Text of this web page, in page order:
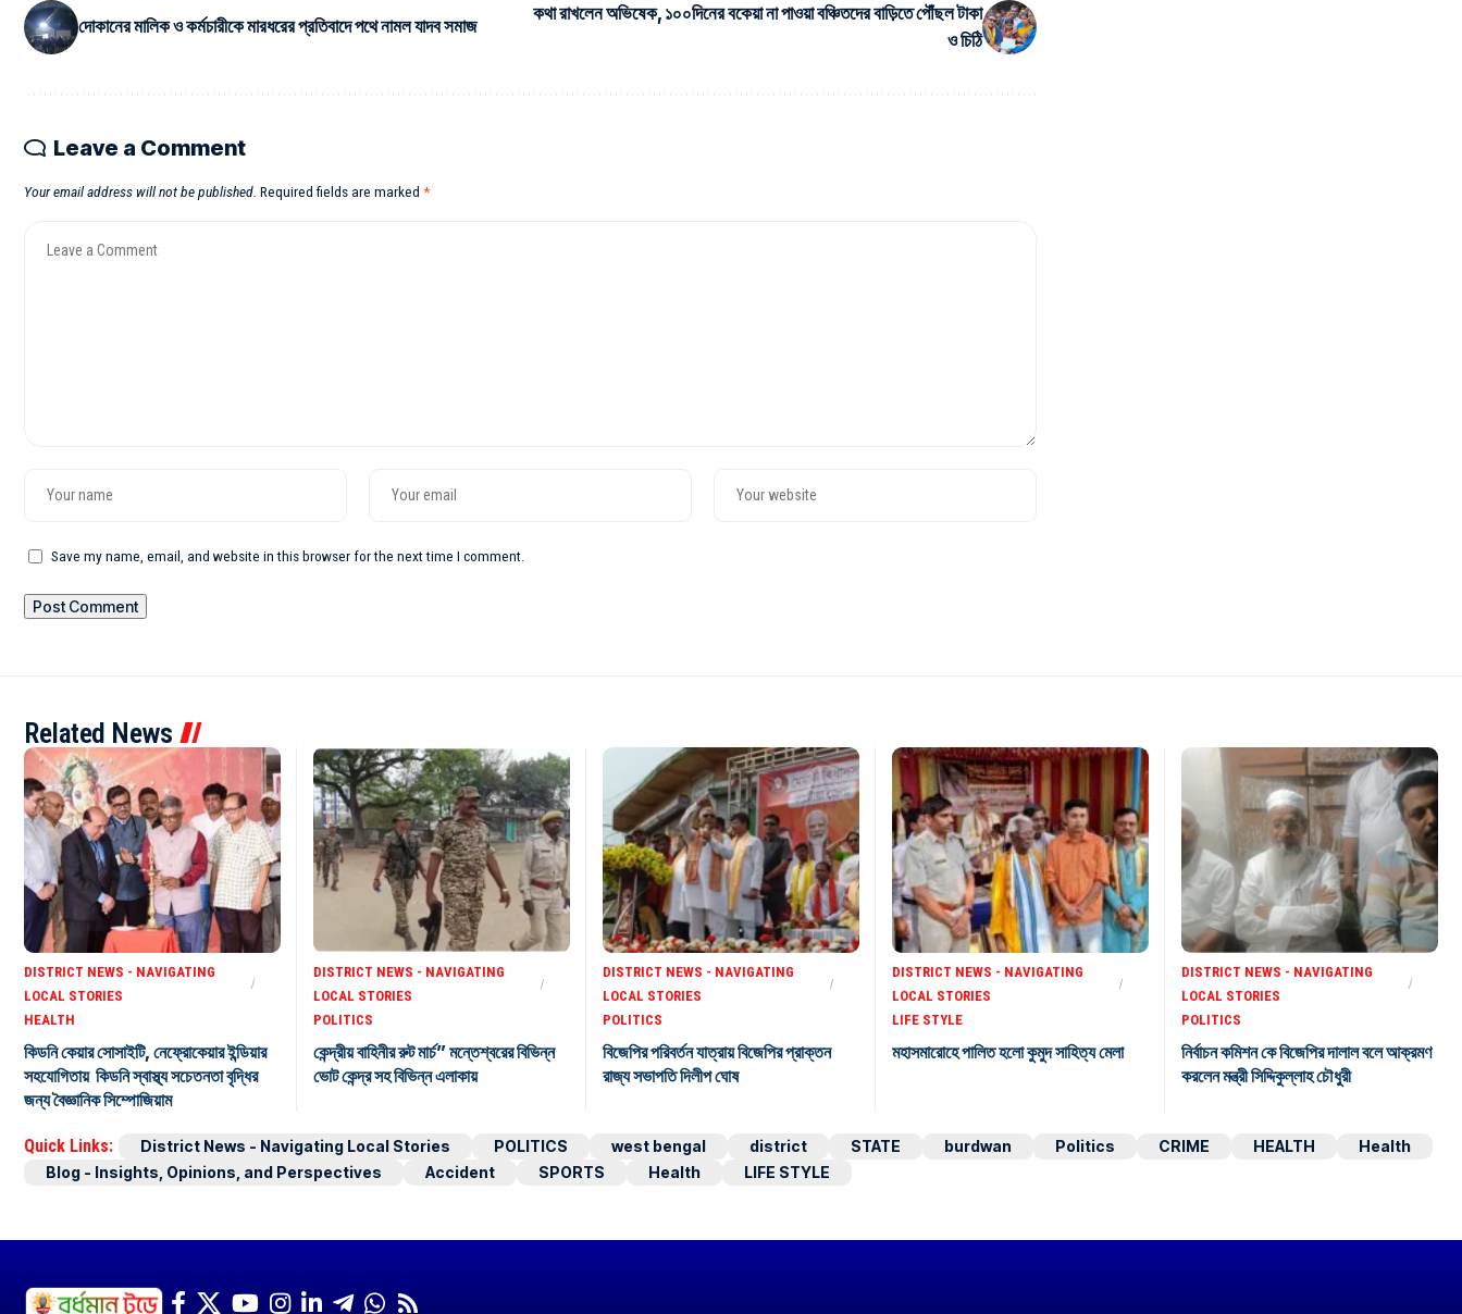
দোকানের মালিক ও কর্মচারীকে মারধরের প্রতিবাদে পথে নামল যাদব সমাজ
কথা রাখলেন অভিষেক, ১০০দিনের বকেয়া না পাওয়া বঞ্চিতদের বাড়িতে পৌঁছল টাকা
ও চিঠি
Leave a Comment
Your email address will not be published. Required fields are marked *
Save my name, email, and website in this browser for the next time I comment.
Related News
DISTRICT NEWS - NAVIGATING
LOCAL STORIES
HEALTH
কিডনি কেয়ার সোসাইটি, নেফ্রোকেয়ার ইন্ডিয়ার
সহযোগিতায় কিডনি স্বাস্থ্য সচেতনতা বৃদ্ধির
জন্য বৈজ্ঞানিক সিম্পোজিয়াম
DISTRICT NEWS - NAVIGATING
LOCAL STORIES
POLITICS
কেন্দ্রীয় বাহিনীর রুট মার্চ” মন্তেশ্বরের বিভিন্ন
ভোট কেন্দ্র সহ বিভিন্ন এলাকায়
DISTRICT NEWS - NAVIGATING
LOCAL STORIES
POLITICS
বিজেপির পরিবর্তন যাত্রায় বিজেপির প্রাক্তন
রাজ্য সভাপতি দিলীপ ঘোষ
DISTRICT NEWS - NAVIGATING
LOCAL STORIES
LIFE STYLE
মহাসমারোহে পালিত হলো কুমুদ সাহিত্য মেলা
DISTRICT NEWS - NAVIGATING
LOCAL STORIES
POLITICS
নির্বাচন কমিশন কে বিজেপির দালাল বলে আক্রমণ
করলেন মন্ত্রী সিদ্দিকুল্লাহ চৌধুরী
Quick Links: District News - Navigating Local Stories POLITICS west bengal district STATE burdwan Politics CRIME HEALTH
Health
Blog - Insights, Opinions, and Perspectives
Accident SPORTS Health LIFE STYLE